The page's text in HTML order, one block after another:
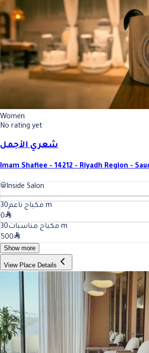
Women
No rating yet
شعري الأجمل
Imam Shafiee - 14212 - Riyadh Region -
Inside Salon
مكياج ناعم30
m
0
مكياج مناسبات30
m
500
Show more
View Place Details